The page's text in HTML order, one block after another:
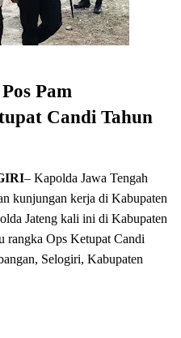
Pam
Candi Tahun
– Kapolda Jawa Tengah
kunjungan kerja di Kabupaten
Jateng kali ini di Kabupaten
rangka Ops Ketupat Candi
Selogiri, Kabupaten